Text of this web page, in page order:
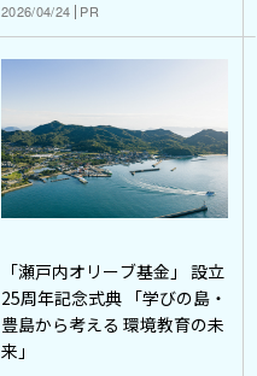
2026/04/24 PR
「瀬戸内オリーブ基金」 設立
25周年記念式典 「学びの島・
豊島から考える 環境教育の未
来」